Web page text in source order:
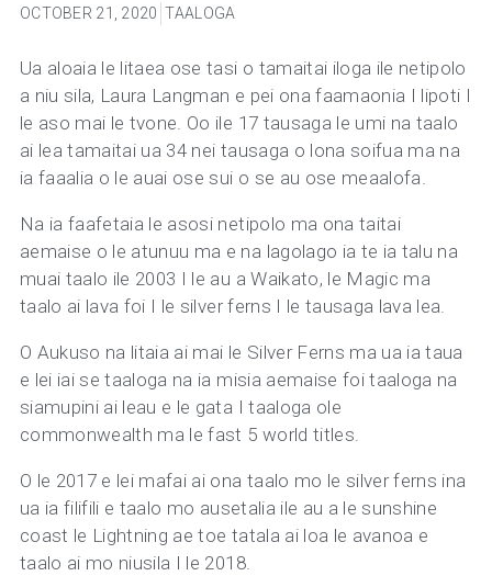
OCTOBER 21, 2020 TAALOGA
Ua aloaia le litaea ose tasi o tamaitai iloga ile netipolo
a niu sila, Laura Langman e pei ona faamaonia I lipoti I
le aso mai le tvone. Oo ile 17 tausaga le umi na taalo
ai lea tamaitai ua 34 nei tausaga o lona soifua ma na
ia faaalia o le auai ose sui o se au ose meaalofa.
Na ia faafetaia le asosi netipolo ma ona taitai
aemaise o le atunuu ma e na lagolago ia te ia talu na
muai taalo ile 2003 I le au a Waikato, le Magic ma
taalo ai lava foi I le silver ferns I le tausaga lava lea.
O Aukuso na litaia ai mai le Silver Ferns ma ua ia taua
e lei iai se taaloga na ia misia aemaise foi taaloga na
siamupini ai leau e le gata I taaloga ole
commonwealth ma le fast 5 world titles.
O le 2017 e lei mafai ai ona taalo mo le silver ferns ina
ua ia filifili e taalo mo ausetalia ile au a le sunshine
coast le Lightning ae toe tatala ai loa le avanoa e
taalo ai mo niusila I le 2018.